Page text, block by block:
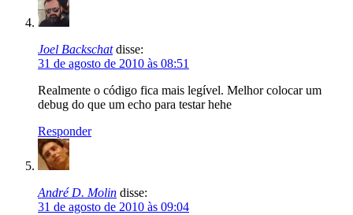
Joel Backschatdisse:
31 de agosto de 2010 às 08:51
Realmente o código fica mais legível. Melhor colocar um
debug do que um echo para testar hehe
Responder
André D. Molin disse:
31 de agosto de 2010 às 09:04